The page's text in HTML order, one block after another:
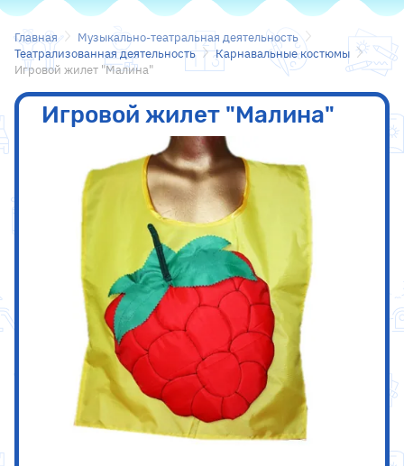
Главная
Музыкально-театральная деятельность
Театрализованная деятельность
Карнавальные костюмы
Игровой жилет "Малина"
Игровой жилет "Малина"